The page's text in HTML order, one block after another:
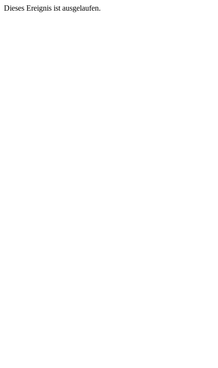
Dieses Ereignis ist ausgelaufen.